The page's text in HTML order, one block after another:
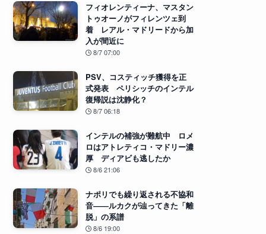
フィオレンティーナ、マスタン
トゥオーノがフィレンツェ到
着 レアル・マドリードから加
入が間近に
8/7 07:00
PSV、コスティッチ獲得を正
式発表 ペリシッチのインテル
復帰説は沈静化？
8/7 06:18
インテルの補強が難航中 ロメ
ロはアトレティコ・マドリー濃
厚 ディアビも逃したか
8/6 21:06
ナポリでも繰り返される不協和
音――ルカクが辿ってきた「離
脱」の系譜
8/6 19:00